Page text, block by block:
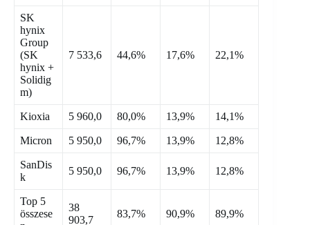
SK
hynix
Group
(SK
hynix +
Solidig
m)
7 533,6 44,6% 17,6% 22,1%
Kioxia 5 960,0 80,0% 13,9% 14,1%
Micron 5 950,0 96,7% 13,9% 12,8%
SanDis
k
5 950,0 96,7% 13,9% 12,8%
Top 5
összese
38
903,7
83,7% 90,9% 89,9%